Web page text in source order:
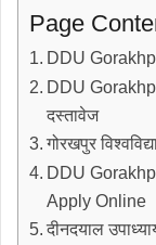
Page
DDU
DDU
दस्तावेज
गोरखपुर
DDU
Apply Online
दीनदयाल